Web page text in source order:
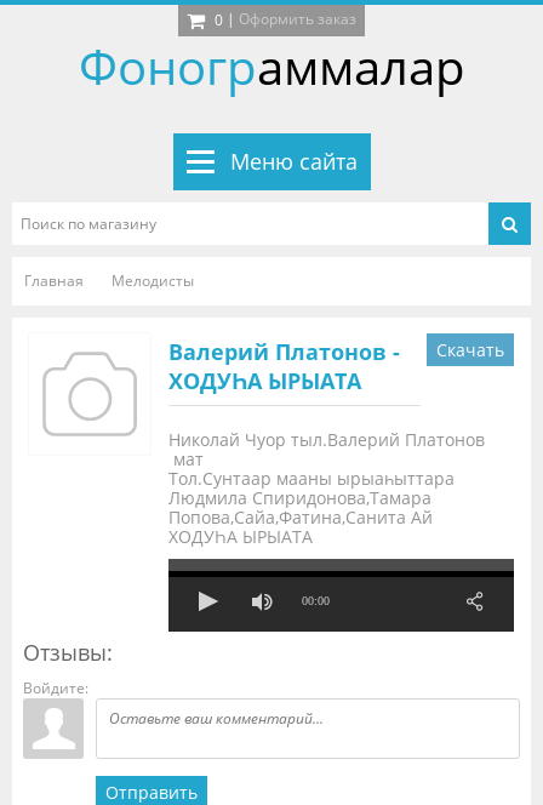
0 | Оформить заказ
Фонограммалар
Меню сайта
Главная Мелодисты
Валерий Платонов -
ХОДУҺА ЫРЫАТА
Скачать
Николай Чуор тыл.Валерий Платонов
мат
Тол.Сунтаар мааны ырыаһыттара
Людмила Спиридонова,Тамара
Попова,Сайа,Фатина,Санита Ай
ХОДУҺА ЫРЫАТА
00:00
Отзывы:
Войдите:
Отправить